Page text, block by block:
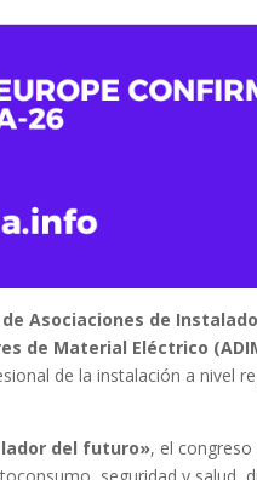
Asociaciones de
de Material Eléctrico
de la instalación a nivel
del futuro», el
seguridad y